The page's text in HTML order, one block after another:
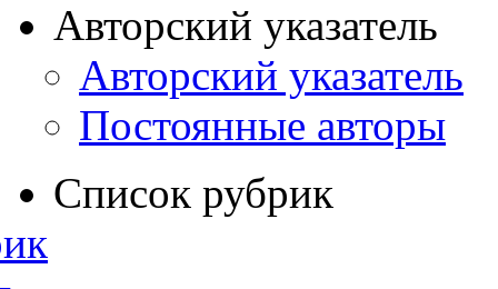
Авторский указатель
Авторский указатель
Постоянные авторы
Список рубрик